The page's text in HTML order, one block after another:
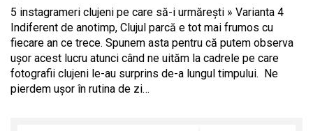
5 instagrameri clujeni pe care să-i urmărești » Varianta 4
Indiferent de anotimp, Clujul parcă e tot mai frumos cu
fiecare an ce trece. Spunem asta pentru că putem observa
ușor acest lucru atunci când ne uităm la cadrele pe care
fotografii clujeni le-au surprins de-a lungul timpului. Ne
pierdem ușor în rutina de zi…